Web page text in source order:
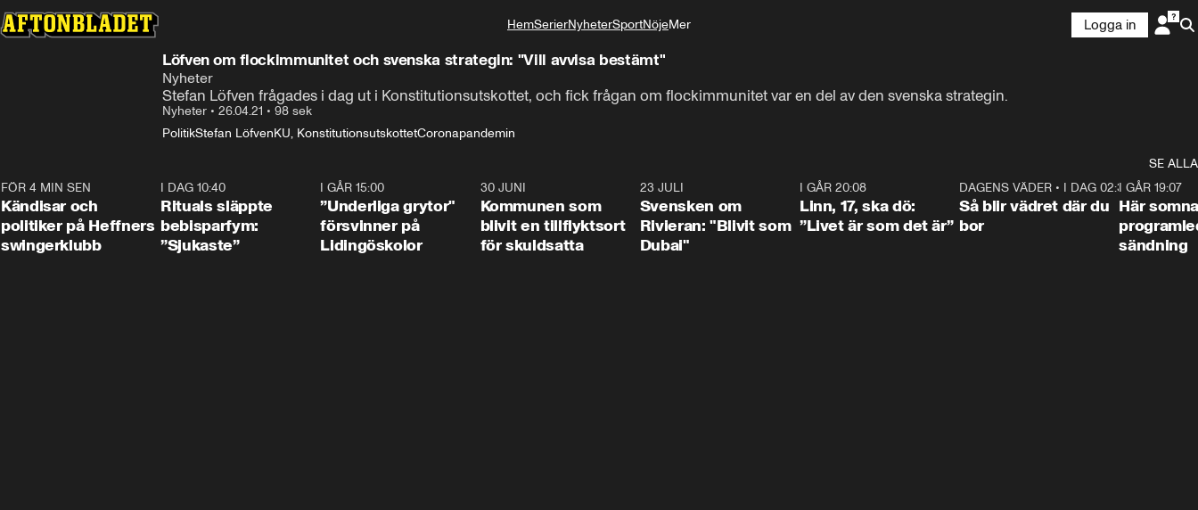
HemSerierNyheterSportNöjeMer
Livsstil
Logga in
Löfven om flockimmunitet och svenska strategin: "Vill avvisa bestämt"
Nyheter
Stefan Löfven frågades i dag ut i Konstitutionsutskottet, och fick frågan om flockimmunitet var en del av den svenska strategin.
Nyheter • 26.04.21 • 98 sek
PolitikStefan LöfvenKU, KonstitutionsutskottetCoronapandemin
SE ALLA
FÖR 4 MIN SEN
Kändisar och
politiker på Heffners
swingerklubb
I DAG 10:40
Rituals släppte
bebisparfym:
”Sjukaste”
I GÅR 15:00
”Underliga grytor"
försvinner på
Lidingöskolor
30 JUNI
Kommunen som
blivit en tillflyktsort
för skuldsatta
23 JULI
Svensken om
Rivieran: "Blivit som
Dubai"
I GÅR 20:08
Linn, 17, ska dö:
”Livet är som det är”
1:06
DAGENS VÄDER • I DAG 02:30
Så blir vädret där du
bor
I GÅR 19:07
Här
sändning